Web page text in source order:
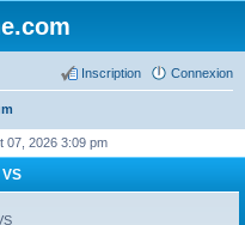
Connexion
Inscription
07, 2026 3:09 pm